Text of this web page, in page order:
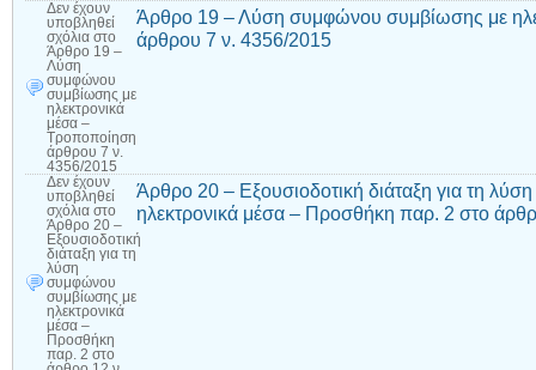
Δεν έχουν
υποβληθεί
σχόλια στο
Άρθρο 19 –
Λύση
συμφώνου
συμβίωσης με
ηλεκτρονικά
μέσα –
Τροποποίηση
άρθρου 7 ν.
4356/2015
Άρθρο 19 – Λύση συμφώνου συμβίωσης με
άρθρου 7 ν. 4356/2015
Δεν έχουν
υποβληθεί
σχόλια στο
Άρθρο 20 –
Εξουσιοδοτική
διάταξη για τη
λύση
συμφώνου
συμβίωσης με
ηλεκτρονικά
μέσα –
Προσθήκη
παρ. 2 στο
Άρθρο 20 – Εξουσιοδοτική διάταξη για τη
ηλεκτρονικά μέσα – Προσθήκη παρ. 2 στο